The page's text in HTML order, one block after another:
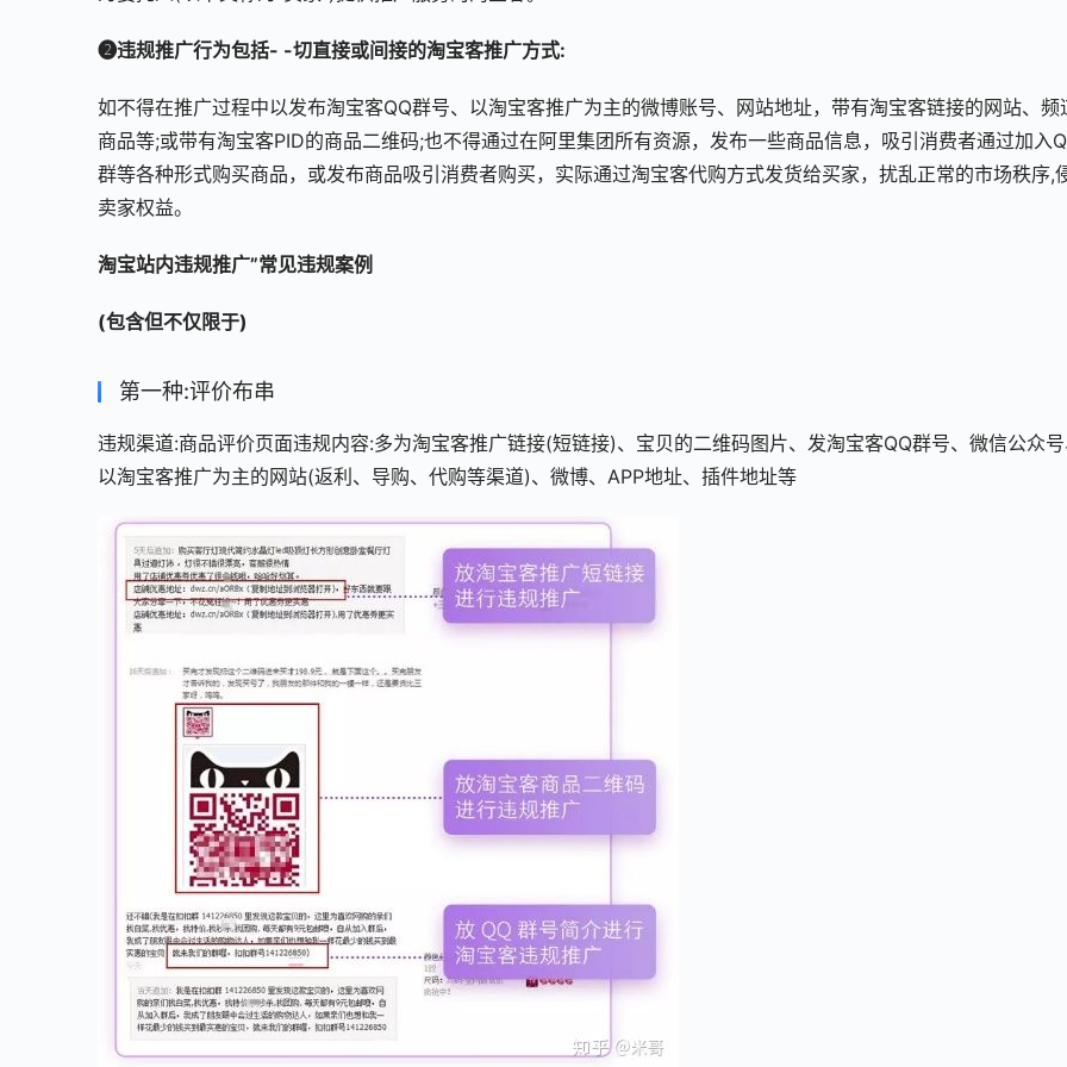
❷违规推广行为包括- -切直接或间接的淘宝客推广方式:
如不得在推广过程中以发布淘宝客QQ群号、以淘宝客推广为主的微博账号、网站地址，带有淘宝客链接的网站、频
商品等;或带有淘宝客PID的商品二维码;也不得通过在阿里集团所有资源，发布一些商品信息，吸引消费者通过加入
群等各种形式购买商品，或发布商品吸引消费者购买，实际通过淘宝客代购方式发货给买家，扰乱正常的市场秩序,
卖家权益。
淘宝站内违规推广”常见违规案例
(包含但不仅限于)
第一种:评价布串
违规渠道:商品评价页面违规内容:多为淘宝客推广链接(短链接)、宝贝的二维码图片、发淘宝客QQ群号、微信公众号
以淘宝客推广为主的网站(返利、导购、代购等渠道)、微博、APP地址、插件地址等